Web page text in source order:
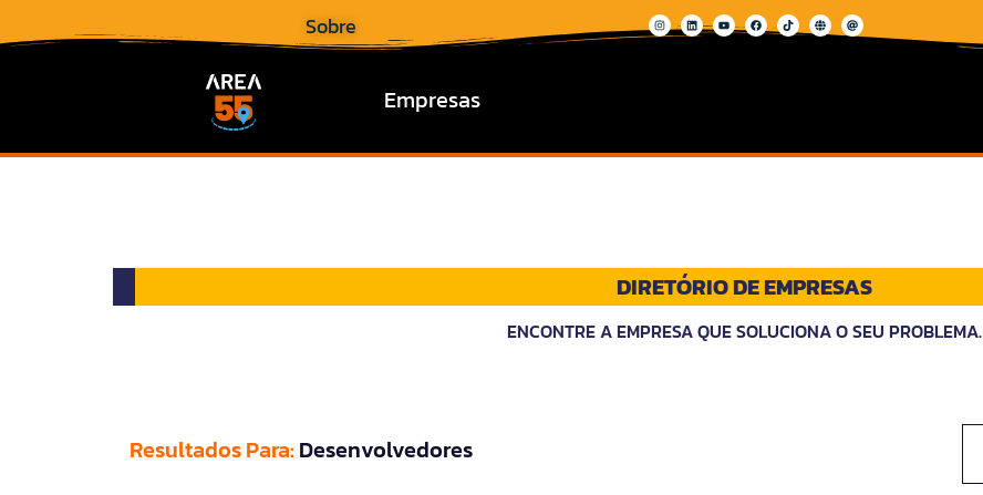
Sobre
Empresas
DIRETÓRIO DE EMPRESAS
ENCONTRE A EMPRESA QUE SOLUCIONA O SEU PROBLEMA.
Resultados Para: Desenvolvedores